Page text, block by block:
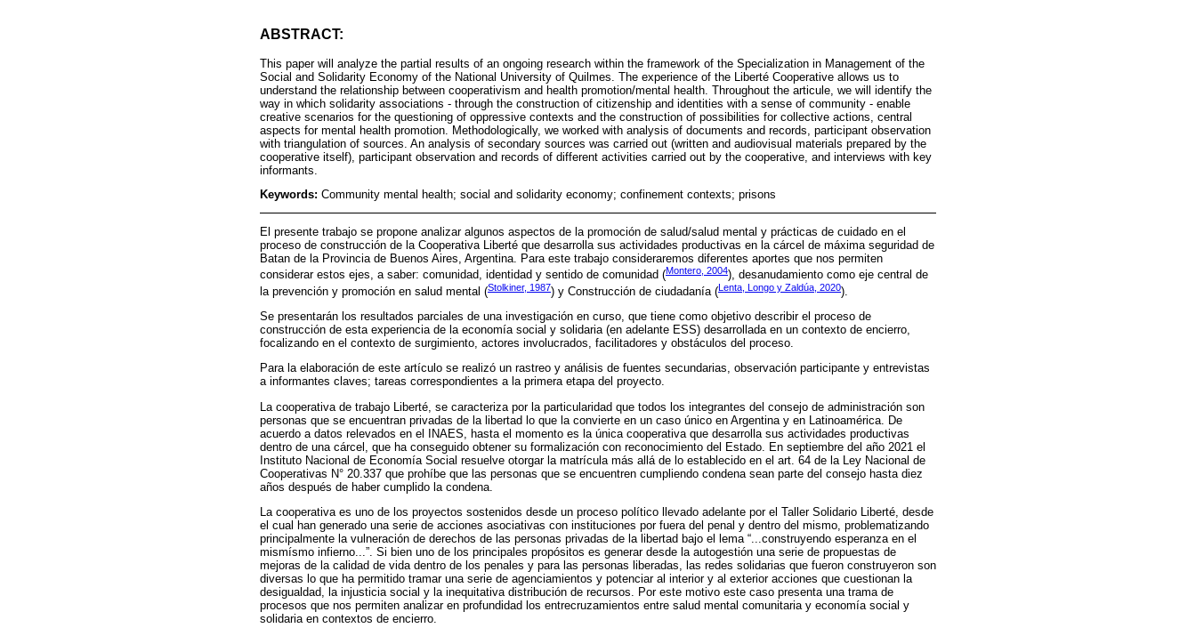
ABSTRACT:
This paper will analyze the partial results of an ongoing research within the framework of the Specialization in Management of the
Social and Solidarity Economy of the National University of Quilmes. The experience of the Liberté Cooperative allows us to
understand the relationship between cooperativism and health promotion/mental health. Throughout the articule, we will identify the
way in which solidarity associations - through the construction of citizenship and identities with a sense of community - enable
creative scenarios for the questioning of oppressive contexts and the construction of possibilities for collective actions, central
aspects for mental health promotion. Methodologically, we worked with analysis of documents and records, participant observation
with triangulation of sources. An analysis of secondary sources was carried out (written and audiovisual materials prepared by the
cooperative itself), participant observation and records of different activities carried out by the cooperative, and interviews with key
informants.
Keywords: Community mental health; social and solidarity economy; confinement contexts; prisons
El presente trabajo se propone analizar algunos aspectos de la promoción de salud/salud mental y prácticas de cuidado en el
proceso de construcción de la Cooperativa Liberté que desarrolla sus actividades productivas en la cárcel de máxima seguridad de
Batan de la Provincia de Buenos Aires, Argentina. Para este trabajo consideraremos diferentes aportes que nos permiten
considerar estos ejes, a saber: comunidad, identidad y sentido de comunidad (Montero, 2004), desanudamiento como eje central de
la prevención y promoción en salud mental (Stolkiner, 1987) y Construcción de ciudadanía (Lenta, Longo y Zaldúa, 2020).
Se presentarán los resultados parciales de una investigación en curso, que tiene como objetivo describir el proceso de
construcción de esta experiencia de la economía social y solidaria (en adelante ESS) desarrollada en un contexto de encierro,
focalizando en el contexto de surgimiento, actores involucrados, facilitadores y obstáculos del proceso.
Para la elaboración de este artículo se realizó un rastreo y análisis de fuentes secundarias, observación participante y entrevistas
a informantes claves; tareas correspondientes a la primera etapa del proyecto.
La cooperativa de trabajo Liberté, se caracteriza por la particularidad que todos los integrantes del consejo de administración son
personas que se encuentran privadas de la libertad lo que la convierte en un caso único en Argentina y en Latinoamérica. De
acuerdo a datos relevados en el INAES, hasta el momento es la única cooperativa que desarrolla sus actividades productivas
dentro de una cárcel, que ha conseguido obtener su formalización con reconocimiento del Estado. En septiembre del año 2021 el
Instituto Nacional de Economía Social resuelve otorgar la matrícula más allá de lo establecido en el art. 64 de la Ley Nacional de
Cooperativas N° 20.337 que prohíbe que las personas que se encuentren cumpliendo condena sean parte del consejo hasta diez
años después de haber cumplido la condena.
La cooperativa es uno de los proyectos sostenidos desde un proceso político llevado adelante por el Taller Solidario Liberté, desde
el cual han generado una serie de acciones asociativas con instituciones por fuera del penal y dentro del mismo, problematizando
principalmente la vulneración de derechos de las personas privadas de la libertad bajo el lema “...construyendo esperanza en el
mismísmo infierno...”. Si bien uno de los principales propósitos es generar desde la autogestión una serie de propuestas de
mejoras de la calidad de vida dentro de los penales y para las personas liberadas, las redes solidarias que fueron construyeron son
diversas lo que ha permitido tramar una serie de agenciamientos y potenciar al interior y al exterior acciones que cuestionan la
desigualdad, la injusticia social y la inequitativa distribución de recursos. Por este motivo este caso presenta una trama de
procesos que nos permiten analizar en profundidad los entrecruzamientos entre salud mental comunitaria y economía social y
solidaria en contextos de encierro.